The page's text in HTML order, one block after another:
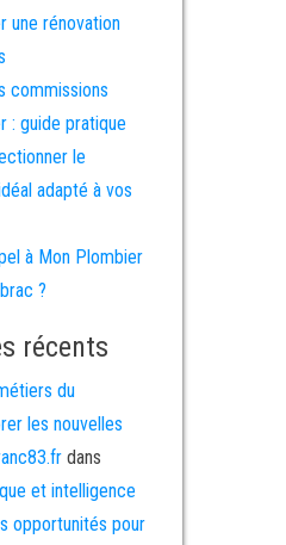
une rénovation
commissions
: guide pratique
le
adapté à vos
à Mon Plombier
?
récents
du
les nouvelles
dans
et intelligence
opportunités pour